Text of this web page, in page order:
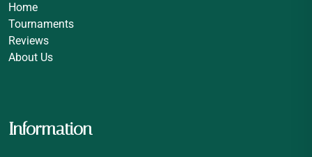
Home
Tournaments
Reviews
About Us
Information